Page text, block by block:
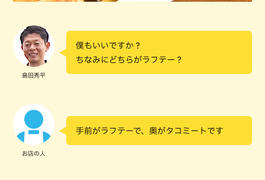
島田秀平
僕もいいですか？
ちなみにどちらがラフテー？
お店の人
手前がラフテーで、奥がタコミートです